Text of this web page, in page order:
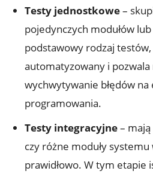
Testy jednostkowe–
pojedynczych modułów
podstawowy rodzaj
automatyzowany i pozwala
wychwytywanie błędów na
programowania.
Testy integracyjne–
czy różne moduły systemu
prawidłowo. W tym etapie